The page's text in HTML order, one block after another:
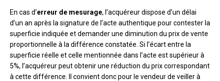
En cas d’erreur de mesurage, l’acquéreur dispose d’un délai
d’un an après la signature de l’acte authentique pour contester la
superficie indiquée et demander une diminution du prix de vente
proportionnelle à la différence constatée. Si l’écart entre la
superficie réelle et celle mentionnée dans l’acte est supérieur à
5%, l’acquéreur peut obtenir une réduction du prix correspondant
à cette différence. Il convient donc pour le vendeur de veiller à